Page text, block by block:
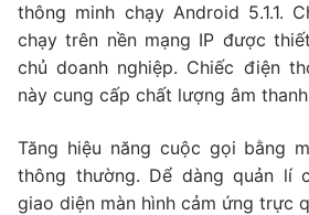
thông minh chạy Android 5.1.1.
chạy trên nền mạng IP được
chủ doanh nghiệp. Chiếc điện
này cung cấp chất lượng âm thanh
Tăng hiệu năng cuộc gọi bằng
thông thường. Dể dàng quản lí
giao diện màn hình cảm ứng trực